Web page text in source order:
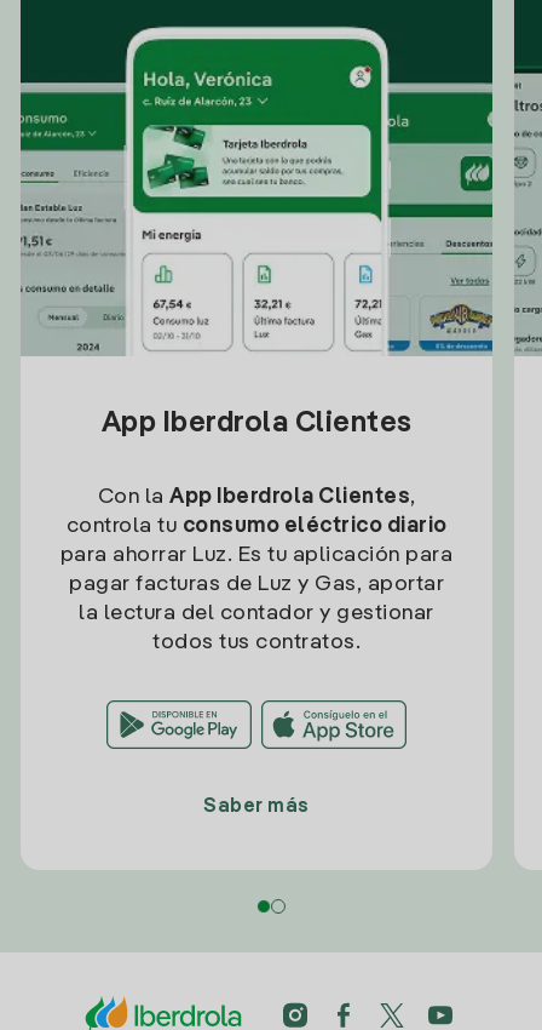
App Iberdrola Clientes
Con la App Iberdrola Clientes,
controla tu consumo eléctrico diario
para ahorrar Luz. Es tu aplicación para
pagar facturas de Luz y Gas, aportar
la lectura del contador y gestionar
todos tus contratos.
Saber más